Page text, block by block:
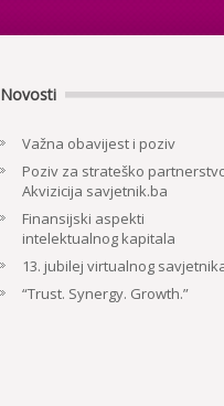
Novosti
Važna obavijest i poziv
Poziv za strateško
Akvizicija savjetnik.ba
Finansijski aspekti
intelektualnog kapitala
13. jubilej virtualnog
“Trust. Synergy. Growth.”